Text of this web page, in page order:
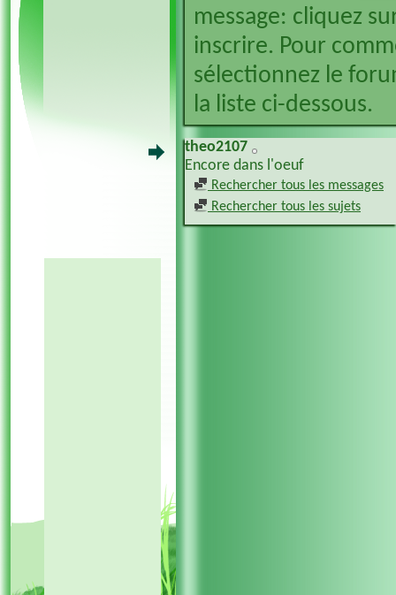
message: cliquez
inscrire. Pour
sélectionnez le
la liste ci-dessous.
theo2107
Encore dans l'oeuf
Rechercher tous les messages
Rechercher tous les sujets